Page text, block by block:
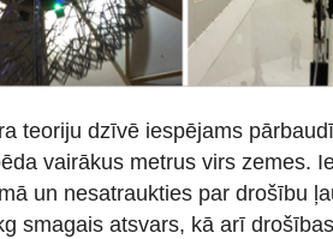
teoriju dzīvē iespējams
vairākus metrus virs zemes.
un nesatraukties par drošību
smagais atsvars, kā arī